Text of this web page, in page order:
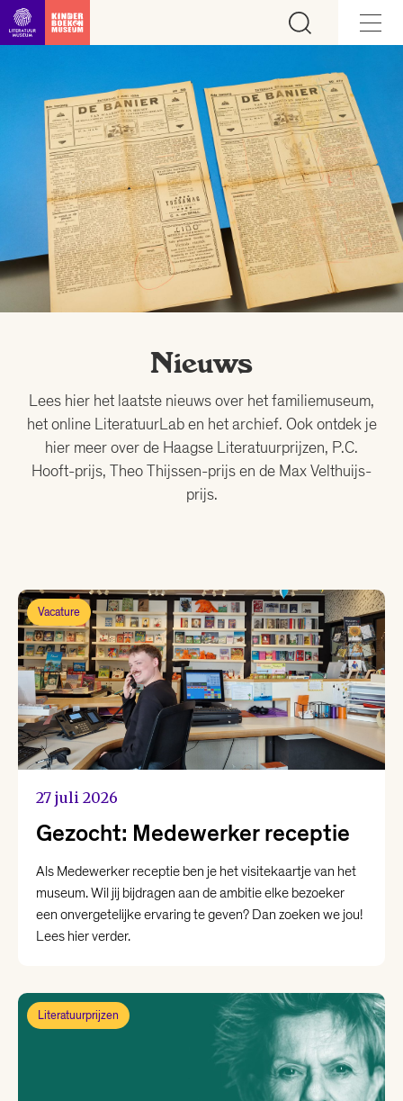
Ga direct naar inhoud
Nieuws
Lees hier het laatste nieuws over het familiemuseum,
het online LiteratuurLab en het archief. Ook ontdek je
hier meer over de Haagse Literatuurprijzen, P.C.
Hooft-prijs, Theo Thijssen-prijs en de Max Velthuijs-
prijs.
Vacature
27 juli 2026
Gezocht: Medewerker receptie
Als Medewerker receptie ben je het visitekaartje van het
museum. Wil jij bijdragen aan de ambitie elke bezoeker
een onvergetelijke ervaring te geven? Dan zoeken we jou!
Lees hier verder.
Literatuurprijzen